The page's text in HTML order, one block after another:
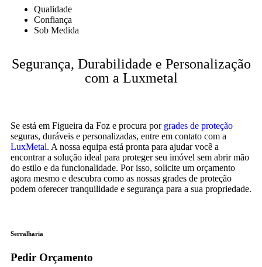
Qualidade
Confiança
Sob Medida
Segurança, Durabilidade e Personalização
com a Luxmetal
Se está em Figueira da Foz e procura por grades de proteção
seguras, duráveis e personalizadas, entre em contato com a
LuxMetal. A nossa equipa está pronta para ajudar você a
encontrar a solução ideal para proteger seu imóvel sem abrir mão
do estilo e da funcionalidade. Por isso, solicite um orçamento
agora mesmo e descubra como as nossas grades de proteção
podem oferecer tranquilidade e segurança para a sua propriedade.
Serralharia
Pedir Orçamento